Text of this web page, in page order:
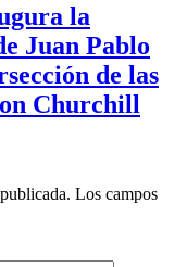
la
Juan Pablo
de las
Churchill
Los campos